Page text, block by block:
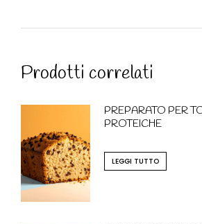
Prodotti correlati
PREPARATO PER
PROTEICHE
LEGGI TUTTO